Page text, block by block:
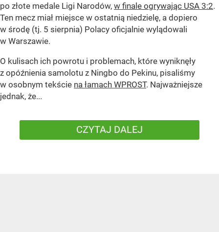
po złote medale Ligi Narodów, w finale ogrywając USA 3:2.
Ten mecz miał miejsce w ostatnią niedzielę, a dopiero
w środę (tj. 5 sierpnia) Polacy oficjalnie wylądowali
w Warszawie.
O kulisach ich powrotu i problemach, które wyniknęły
z opóźnienia samolotu z Ningbo do Pekinu, pisaliśmy
w osobnym tekście na łamach WPROST. Najważniejsze
jednak, że...
CZYTAJ DALEJ